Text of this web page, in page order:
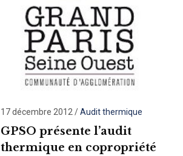
17 décembre 2012 /Audit thermique
GPSO présente l’audit
thermique en copropriété